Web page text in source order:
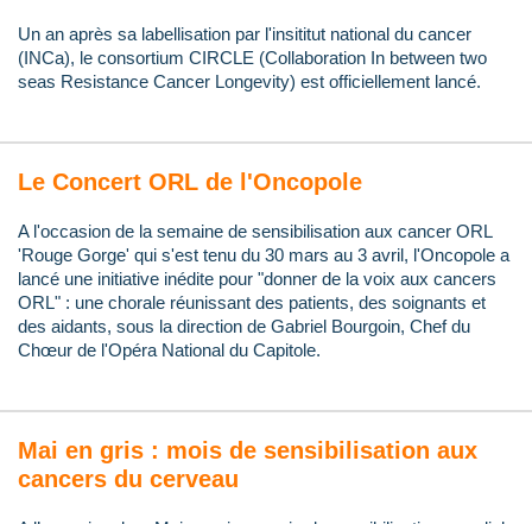
Un an après sa labellisation par l'insititut national du cancer
(INCa), le consortium CIRCLE (Collaboration In between two
seas Resistance Cancer Longevity) est officiellement lancé.
Le Concert ORL de l'Oncopole
A l'occasion de la semaine de sensibilisation aux cancer ORL
'Rouge Gorge' qui s'est tenu du 30 mars au 3 avril, l'Oncopole a
lancé une initiative inédite pour "donner de la voix aux cancers
ORL" : une chorale réunissant des patients, des soignants et
des aidants, sous la direction de Gabriel Bourgoin, Chef du
Chœur de l'Opéra National du Capitole.
Mai en gris : mois de sensibilisation aux
cancers du cerveau